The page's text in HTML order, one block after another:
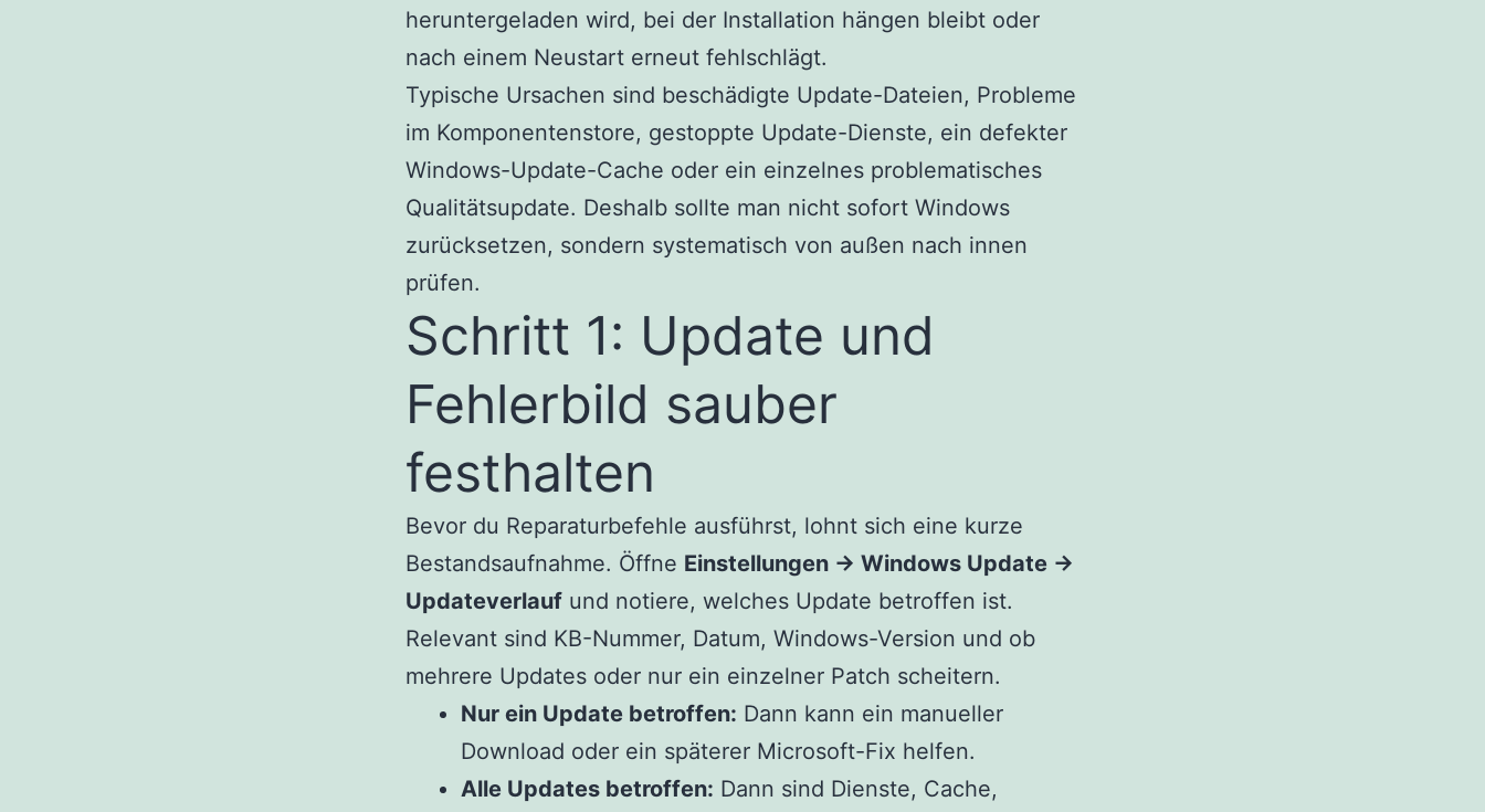
heruntergeladen wird, bei der Installation hängen bleibt oder
nach einem Neustart erneut fehlschlägt.
Typische Ursachen sind beschädigte Update-Dateien, Probleme
im Komponentenstore, gestoppte Update-Dienste, ein defekter
Windows-Update-Cache oder ein einzelnes problematisches
Qualitätsupdate. Deshalb sollte man nicht sofort Windows
zurücksetzen, sondern systematisch von außen nach innen
prüfen.
Schritt 1: Update und
Fehlerbild sauber
festhalten
Bevor du Reparaturbefehle ausführst, lohnt sich eine kurze
Bestandsaufnahme. Öffne Einstellungen → Windows Update →
Updateverlauf und notiere, welches Update betroffen ist.
Relevant sind KB-Nummer, Datum, Windows-Version und ob
mehrere Updates oder nur ein einzelner Patch scheitern.
Nur ein Update betroffen: Dann kann ein manueller
Download oder ein späterer Microsoft-Fix helfen.
Alle Updates betroffen: Dann sind Dienste, Cache,